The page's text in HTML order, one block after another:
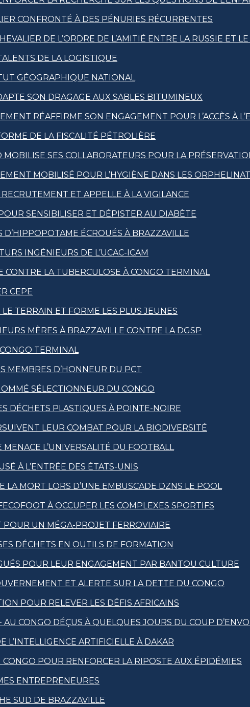
CONFRONTÉ À DES PÉNURIES RÉCURRENTES
DE L’ORDRE DE L’AMITIÉ ENTRE LA RUSSIE ET
DE LA LOGISTIQUE
GÉOGRAPHIQUE NATIONAL
SON DRAGAGE AUX SABLES BITUMINEUX
RÉAFFIRME SON ENGAGEMENT POUR L’ACCÈS À
DE LA FISCALITÉ PÉTROLIÈRE
SES COLLABORATEURS POUR LA
MOBILISÉ POUR L’HYGIÈNE DANS LES
ET APPELLE À LA VIGILANCE
SENSIBILISER ET DÉPISTER AU DIABÈTE
ÉCROUÉS À BRAZZAVILLE
INGÉNIEURS DE L’UCAC-ICAM
CONTRE LA TUBERCULOSE À CONGO TERMINAL
CEPE
TERRAIN ET FORME LES PLUS JEUNES
MÈRES À BRAZZAVILLE CONTRE LA DGSP
TERMINAL
MEMBRES D’HONNEUR DU PCT
SÉLECTIONNEUR DU CONGO
DÉCHETS PLASTIQUES À POINTE-NOIRE
LEUR COMBAT POUR LA BIODIVERSITÉ
L’UNIVERSALITÉ DU FOOTBALL
À L’ENTRÉE DES ÉTATS-UNIS
MORT LORS D’UNE EMBUSCADE DZNS LE POOL
À OCCUPER LES COMPLEXES SPORTIFS
POUR UN MÉGA-PROJET FERROVIAIRE
DÉCHETS EN OUTILS DE FORMATION
POUR LEUR ENGAGEMENT PAR BANTOU CULTURE
ET ALERTE SUR LA DETTE DU CONGO
POUR RELEVER LES DÉFIS AFRICAINS
CONGO DÉÇUS À QUELQUES JOURS DU COUP
ARTIFICIELLE À DAKAR
POUR RENFORCER LA RIPOSTE AUX ÉPIDÉMIES
ENTREPRENEURES
SUD DE BRAZZAVILLE